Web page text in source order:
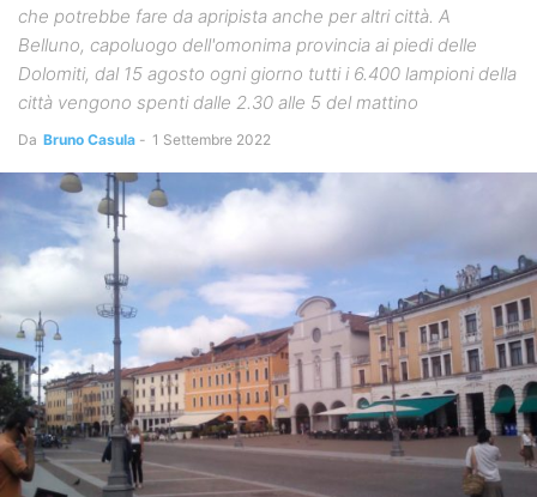
che potrebbe fare da apripista anche per altri città. A
Belluno, capoluogo dell'omonima provincia ai piedi delle
Dolomiti, dal 15 agosto ogni giorno tutti i 6.400 lampioni della
città vengono spenti dalle 2.30 alle 5 del mattino
Da Bruno Casula - 1 Settembre 2022